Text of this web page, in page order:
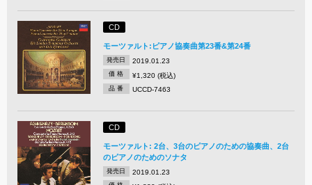
CD
モーツァルト:ピアノ協奏曲第23番&第24番
発売日 2019.01.23
価 格 ¥1,320 (税込)
品 番 UCCD-7463
CD
モーツァルト: 2台、3台のピアノのための協奏曲、2台
のピアノのためのソナタ
発売日 2019.01.23